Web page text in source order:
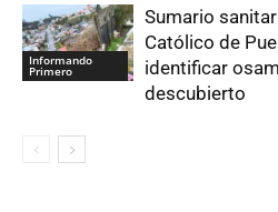
Informando
Primero
Sumario
Católico de
identificar
descubierto